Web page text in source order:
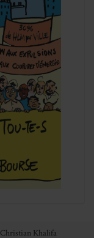
Khalifa